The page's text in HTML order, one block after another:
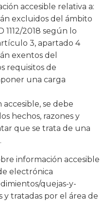
accesible relativa a:
excluidos del ámbito
1112/2018 según lo
3, apartado 4
exentos del
requisitos de
una carga
se debe
hechos, razones y
que se trata de una
información accesible
electrónica
quejas-y-
y tratadas por el área de